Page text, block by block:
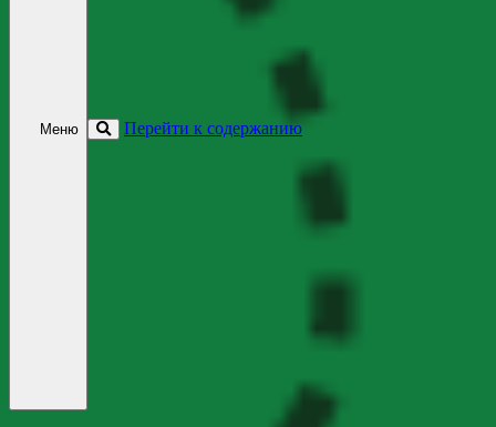
Меню Перейти к содержанию